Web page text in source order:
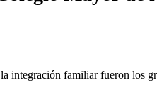
familiar fueron los